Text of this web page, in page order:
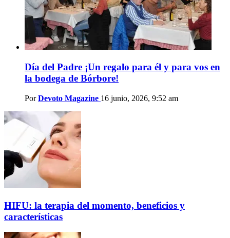
Día del Padre ¡Un regalo para él y para vos en
la bodega de Bórbore!
Por Devoto Magazine 16 junio, 2026, 9:52 am
HIFU: la terapia del momento, beneficios y
características